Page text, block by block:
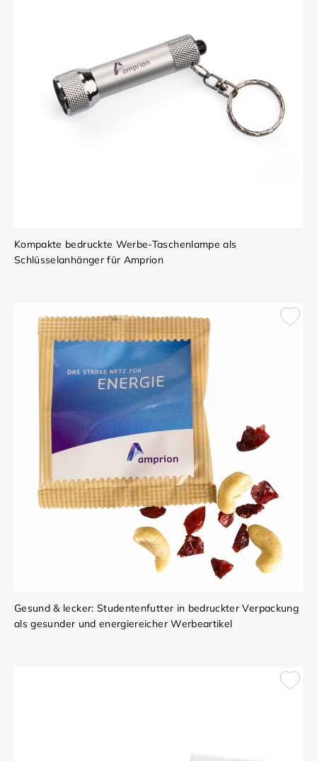
Kompakte bedruckte Werbe-Taschenlampe als
Schlüsselanhänger für Amprion
Gesund & lecker: Studentenfutter in bedruckter Verpackung
als gesunder und energiereicher Werbeartikel